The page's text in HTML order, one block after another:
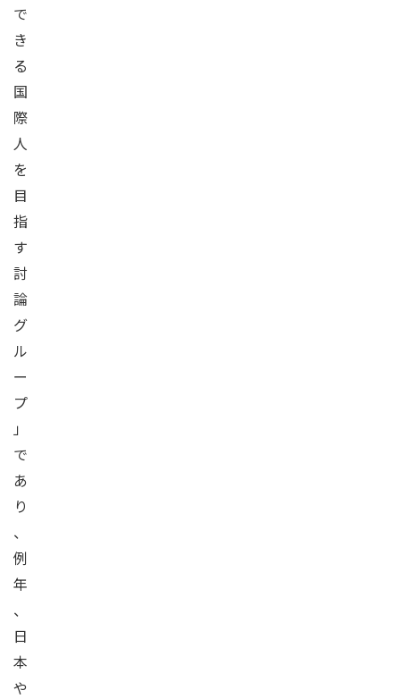
で
き
る
国
際
人
を
目
指
す
討
論
グ
ル
ー
プ
」
で
あ
り
、
例
年
、
日
本
や